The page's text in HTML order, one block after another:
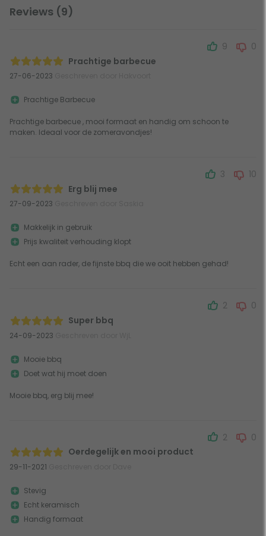
Reviews (9)
Prachtige barbecue
27-06-2023
9 0
Prachtige barbecue , mooi formaat en handig om schoon te
maken. Ideaal voor de zomeravondjes!
Prachtige Barbecue
Erg blij mee
27-09-2023
3 10
Echt een aan rader, de fijnste bbq die we ooit hebben gehad!
Makkelijk in gebruik
Prijs kwaliteit verhouding klopt
Super bbq
24-09-2023
2 0
Mooie bbq, erg blij mee!
Mooie bbq
Doet wat hij moet doen
Oerdegelijk en mooi product
29-11-2021
2 0
Stevig
Echt keramisch
Handig formaat